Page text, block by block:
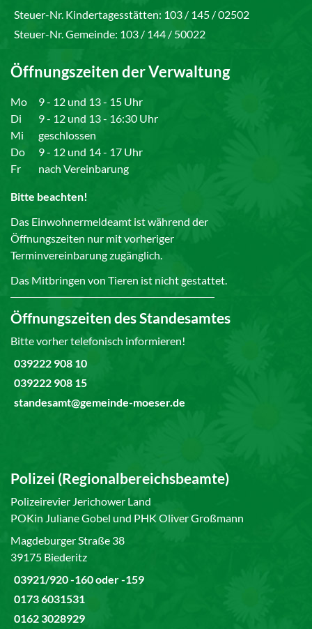
Steuer-Nr. Kindertagesstätten: 103 / 145 / 02502
Steuer-Nr. Gemeinde: 103 / 144 / 50022
Öffnungszeiten der Verwaltung
Mo
9 - 12 und 13 - 15 Uhr
Di
9 - 12 und 13 - 16:30 Uhr
Mi
geschlossen
Do
9 - 12 und 14 - 17 Uhr
Fr
nach Vereinbarung
Bitte beachten!
Das Einwohnermeldeamt ist während der
Öffnungszeiten nur mit vorheriger
Terminvereinbarung zugänglich.
Das Mitbringen von Tieren ist nicht gestattet.
Öffnungszeiten des Standesamtes
Bitte vorher telefonisch informieren!
039222 908 10
039222 908 15
standesamt@gemeinde-moeser.de
Polizei (Regionalbereichsbeamte)
Polizeirevier Jerichower Land
POKin Juliane Gobel und PHK Oliver Großmann
Magdeburger Straße 38
39175 Biederitz
03921/920 -160 oder -159
0173 6031531
0162 3028929